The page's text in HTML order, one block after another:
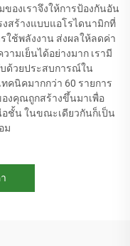
องเราจึงให้การป้องกันอัน
งสร้างแบบแอโรไดนามิกที่
ใช้พลังงาน ส่งผลให้ลดค่า
มเย็นได้อย่างมาก เรามี
ด้วยประสบการณ์ใน
คนิคมากกว่า 60 รายการ
งคุณถูกสร้างขึ้นมาเพื่อ
อชั้น ในขณะเดียวกันก็เป็น
ม